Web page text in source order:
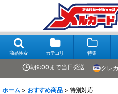
商品検索 カテゴリ 特集
朝9:00まで当日発送 クレカ
ホーム > おすすめ商品 > 特別対応